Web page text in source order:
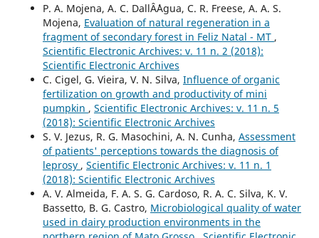
P. A. Mojena, A. C. DallÂ´Agua, C. R. Freese, A. A. S.
Mojena, Evaluation of natural regeneration in a
fragment of secondary forest in Feliz Natal - MT ,
Scientific Electronic Archives: v. 11 n. 2 (2018):
Scientific Electronic Archives
C. Cigel, G. Vieira, V. N. Silva, Influence of organic
fertilization on growth and productivity of mini
pumpkin , Scientific Electronic Archives: v. 11 n. 5
(2018): Scientific Electronic Archives
S. V. Jezus, R. G. Masochini, A. N. Cunha, Assessment
of patients' perceptions towards the diagnosis of
leprosy , Scientific Electronic Archives: v. 11 n. 1
(2018): Scientific Electronic Archives
A. V. Almeida, F. A. S. G. Cardoso, R. A. C. Silva, K. V.
Bassetto, B. G. Castro, Microbiological quality of water
used in dairy production environments in the